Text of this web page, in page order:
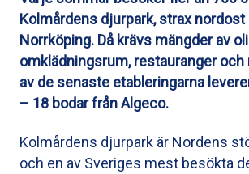
Kolmårdens djurpark, strax nordost
Norrköping. Då krävs mängder av
omklädningsrum, restauranger och
av de senaste etableringarna
– 18 bodar från Algeco.
Kolmårdens djurpark är Nordens
och en av Sveriges mest besökta